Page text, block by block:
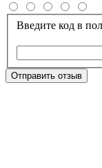
Введите код в
Отправить отзыв